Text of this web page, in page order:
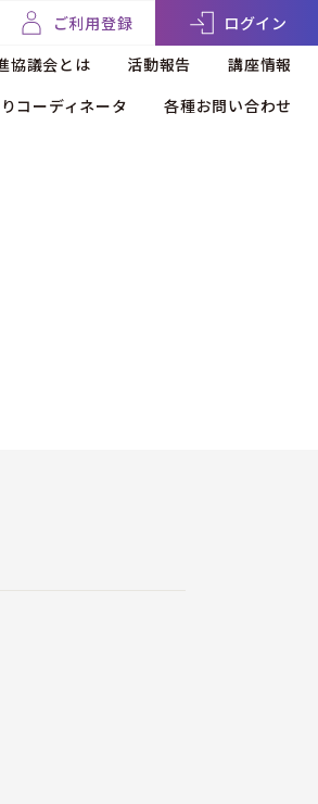
協議会とは 活動報告
講座情報
コーディネータ 各種お問い合わせ
ご利用登録 ログイン